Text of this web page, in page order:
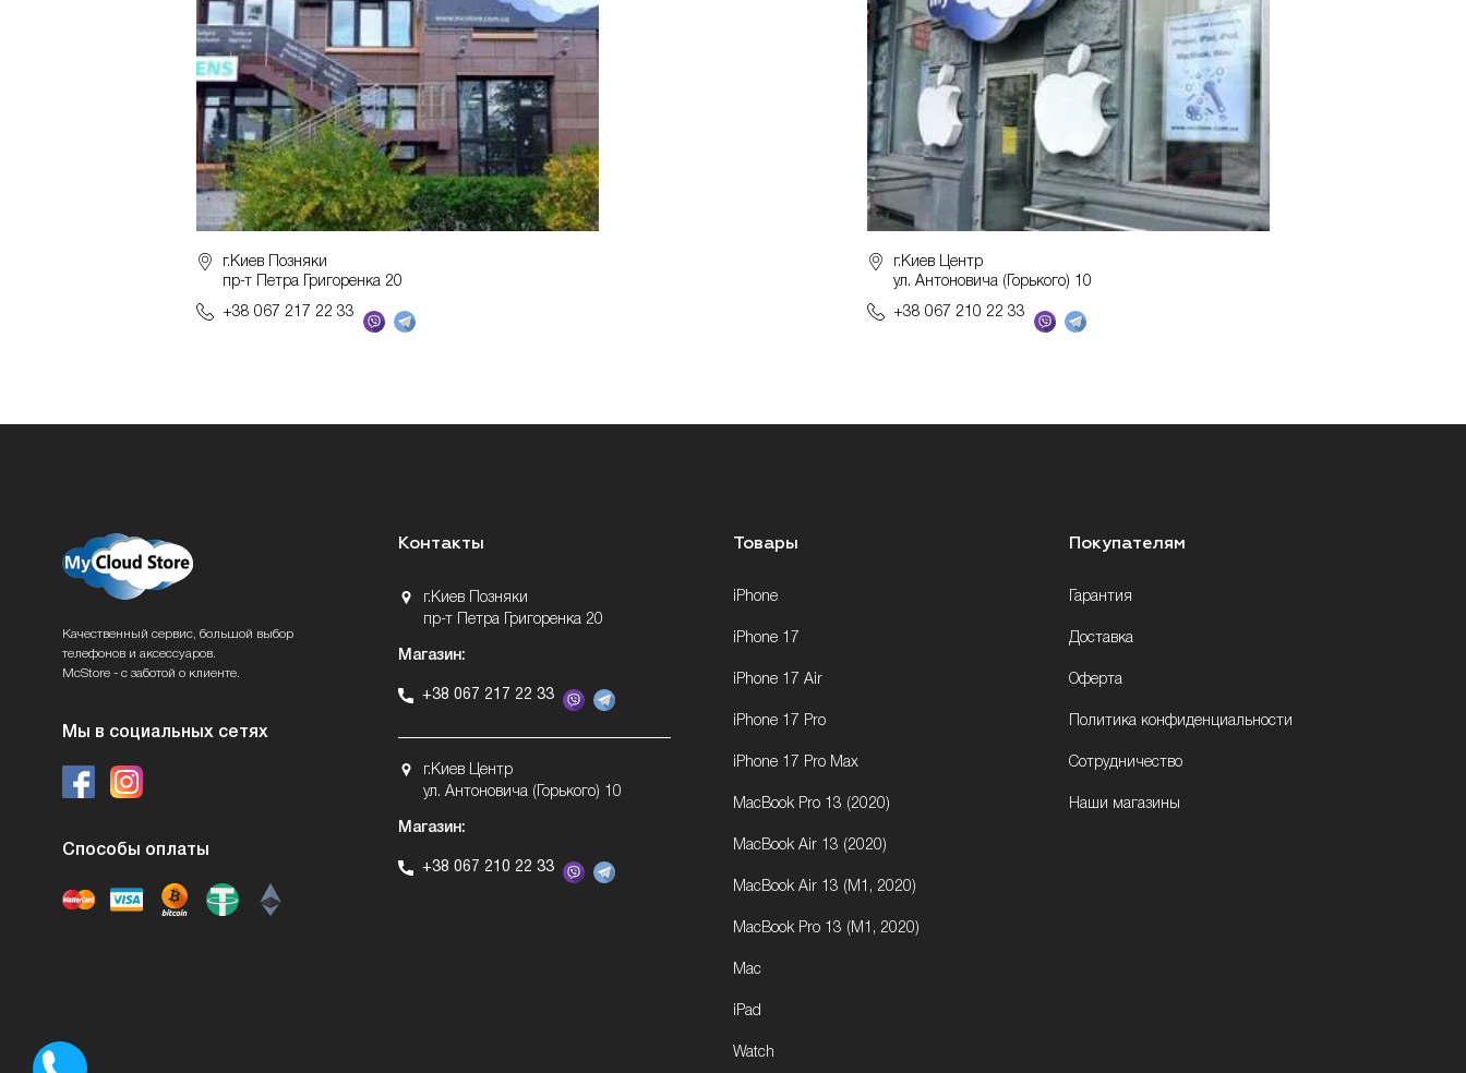
г.Киев Позняки
пр-т Петра Григоренка 20
+38 067 217 22 33
г.Киев Центр
ул. Антоновича (Горького) 10
+38 067 210 22 33
Качественный сервис, большой выбор
телефонов и аксессуаров.
McStore - с заботой о клиенте.
Мы в социальных сетях
Способы оплаты
Контакты
г.Киев Позняки
пр-т Петра Григоренка 20
Магазин:
+38 067 217 22 33
г.Киев Центр
ул. Антоновича (Горького) 10
Магазин:
+38 067 210 22 33
Товары
iPhone
iPhone 17
iPhone 17 Air
iPhone 17 Pro
iPhone 17 Pro Max
MacBook Pro 13 (2020)
MacBook Air 13 (2020)
MacBook Air 13 (M1, 2020)
MacBook Pro 13 (M1, 2020)
Mac
iPad
Watch
Покупателям
Гарантия
Доставка
Оферта
Политика конфиденциальности
Сотрудничество
Наши магазины